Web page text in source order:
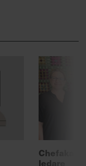
ledare